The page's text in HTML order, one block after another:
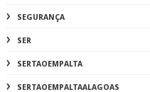
SEGURANÇA
SER
SERTAOEMPALTA
SERTAOEMPALTAALAGOAS